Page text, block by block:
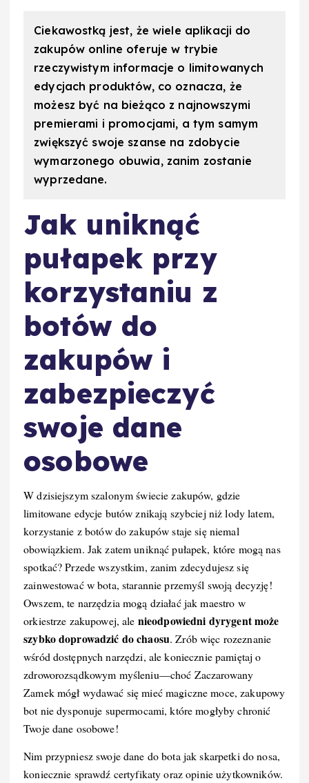
Ciekawostką jest, że wiele aplikacji do
zakupów online oferuje w trybie
rzeczywistym informacje o limitowanych
edycjach produktów, co oznacza, że
możesz być na bieżąco z najnowszymi
premierami i promocjami, a tym samym
zwiększyć swoje szanse na zdobycie
wymarzonego obuwia, zanim zostanie
wyprzedane.
Jak uniknąć
pułapek przy
korzystaniu z
botów do
zakupów i
zabezpieczyć
swoje dane
osobowe
W dzisiejszym szalonym świecie zakupów, gdzie
limitowane edycje butów znikają szybciej niż lody latem,
korzystanie z botów do zakupów staje się niemal
obowiązkiem. Jak zatem uniknąć pułapek, które mogą nas
spotkać? Przede wszystkim, zanim zdecydujesz się
zainwestować w bota, starannie przemyśl swoją decyzję!
Owszem, te narzędzia mogą działać jak maestro w
orkiestrze zakupowej, ale nieodpowiedni dyrygent może
szybko doprowadzić do chaosu. Zrób więc rozeznanie
wśród dostępnych narzędzi, ale koniecznie pamiętaj o
zdroworozsądkowym myśleniu—choć Zaczarowany
Zamek mógł wydawać się mieć magiczne moce, zakupowy
bot nie dysponuje supermocami, które mogłyby chronić
Twoje dane osobowe!
Nim przypniesz swoje dane do bota jak skarpetki do nosa,
koniecznie sprawdź certyfikaty oraz opinie użytkowników.